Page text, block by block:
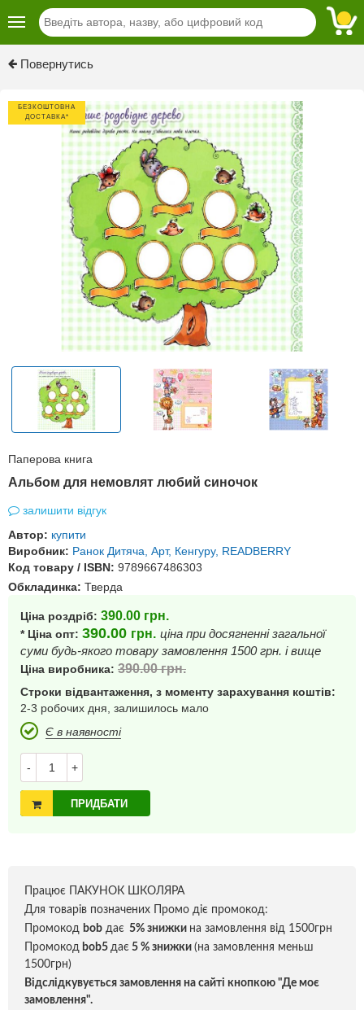
Повернутись
БЕЗКОШТОВНА
ДОСТАВКА*
Паперова книга
Альбом для немовлят любий синочок
залишити відгук
Автор: купити
Виробник: Ранок Дитяча, Арт, Кенгуру, READBERRY
Код товару / ISBN: 9789667486303
Обкладинка: Тверда
Ціна роздріб: 390.00 грн.
* Ціна опт: 390.00 грн. ціна при досягненні загальної
суми будь-якого товару замовлення 1500 грн. і вище
Ціна виробника: 390.00грн.
Строки відвантаження, з моменту зарахування коштів:
2-3 робочих дня, залишилось мало
Є в наявності
- +
ПРИДБАТИ
Працює ПАКУНОК ШКОЛЯРА
Для товарів позначених Промо діє промокод:
Промокод bob дає 5% знижки на замовлення від 1500грн
Промокод bob5 дає 5 % знижки (на замовлення меньш
1500грн)
Відслідкувується замовлення на сайті кнопкою "Де моє
замовлення".